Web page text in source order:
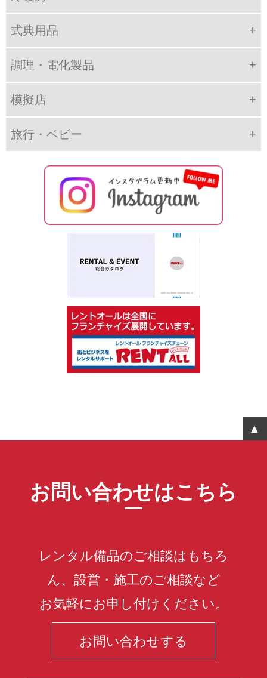
式典用品
調理・電化製品
模擬店
旅行・ベビー
お問い合わせはこちら
レンタル備品のご相談はもちろ
ん、設営・施工のご相談など
お気軽にお申し付けください。
お問い合わせする